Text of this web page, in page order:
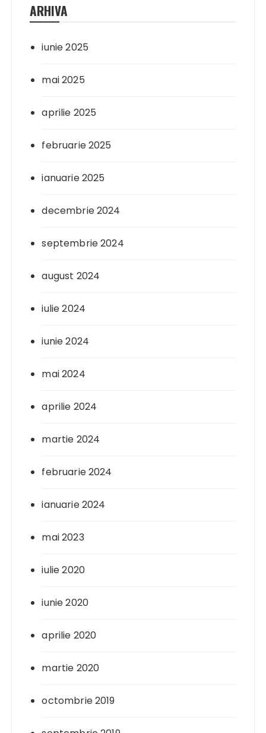
ARHIVA
iunie 2025
mai 2025
aprilie 2025
februarie 2025
ianuarie 2025
decembrie 2024
septembrie 2024
august 2024
iulie 2024
iunie 2024
mai 2024
aprilie 2024
martie 2024
februarie 2024
ianuarie 2024
mai 2023
iulie 2020
iunie 2020
aprilie 2020
martie 2020
octombrie 2019